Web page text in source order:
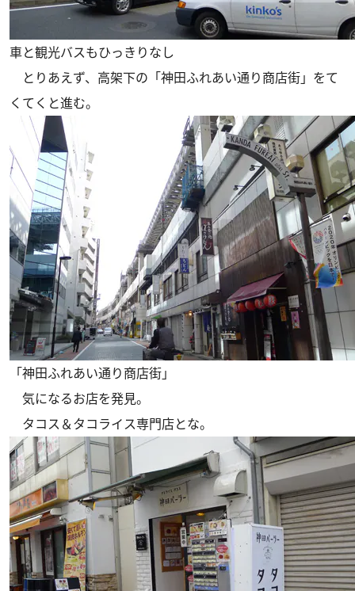
車と観光バスもひっきりなし
とりあえず、高架下の「神田ふれあい通り商店街」をて
くてくと進む。
「神田ふれあい通り商店街」
気になるお店を発見。
タコス＆タコライス専門店とな。